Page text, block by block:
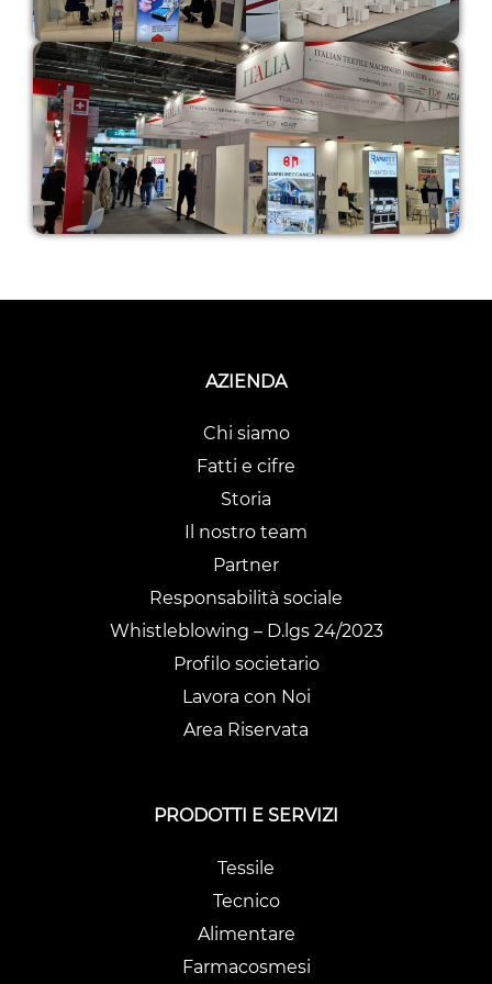
AZIENDA
Chi siamo
Fatti e cifre
Storia
Il nostro team
Partner
Responsabilità sociale
Whistleblowing – D.lgs 24/2023
Profilo societario
Lavora con Noi
Area Riservata
PRODOTTI E SERVIZI
Tessile
Tecnico
Alimentare
Farmacosmesi